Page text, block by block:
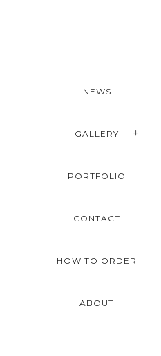
NEWS
GALLERY
PORTFOLIO
CONTACT
HOW TO ORDER
ABOUT